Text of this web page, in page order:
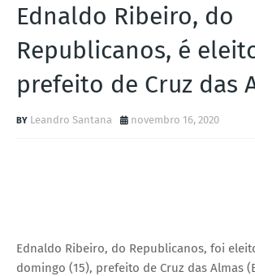
Ednaldo Ribeiro, do
Republicanos, é
prefeito de Cruz das
Leandro Santana novembro 16, 2020
Ednaldo Ribeiro, do Republicanos, foi
domingo (15), prefeito de Cruz das Almas